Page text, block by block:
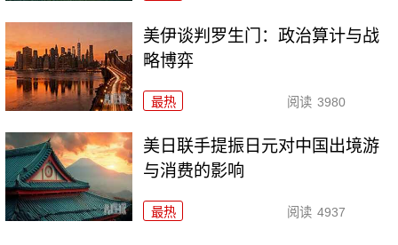
美伊谈判罗生门：政治算计与战
略博弈
最热 阅读 3980
美日联手提振日元对中国出境游
与消费的影响
最热 阅读 4937